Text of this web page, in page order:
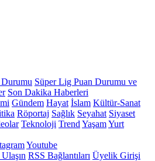
Süper Lig Puan Durumu ve
Son Dakika Haberleri
Gündem Hayat İslam Kültür-Sanat
Röportaj Sağlık Seyahat Siyaset
Teknoloji Trend YaşamYurt
Youtube
RSS Bağlantıları Üyelik Girişi